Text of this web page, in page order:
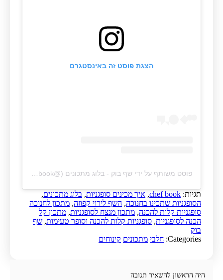
הצגת פוסט זה באינסטגרם
פוסט משותף על ידי ‏‎שף בוק - בלוג מתכונים‎‏ (@‏‎chef_book‎‏)
תגיות: chef book
, איך מכינים סופגניות, בלוג מתכונים,
הסופגניות שתכינו בחנוכה, השף לירוי קפוזה, מתכון לחנוכה
סופגניות קלות להכנה, מתכון מנצח לסופגניות, מתכון קל
הכנה לסופגניות, סופגניות קלות להכנה וסופר טעימות, שף
בוק
Categories: חלבי מתכונים קינוחים
היה הראשון להשאיר תגובה